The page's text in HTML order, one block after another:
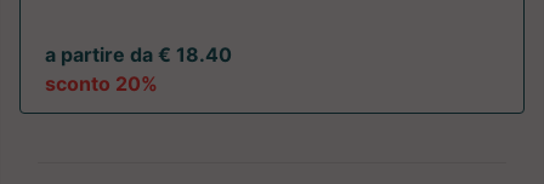
a partire da € 18.40
sconto 20%